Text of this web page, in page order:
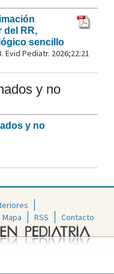
del RR,
sencillo
Pediatr. 2026;22:21
y no
y no
Mapa RSS Contacto